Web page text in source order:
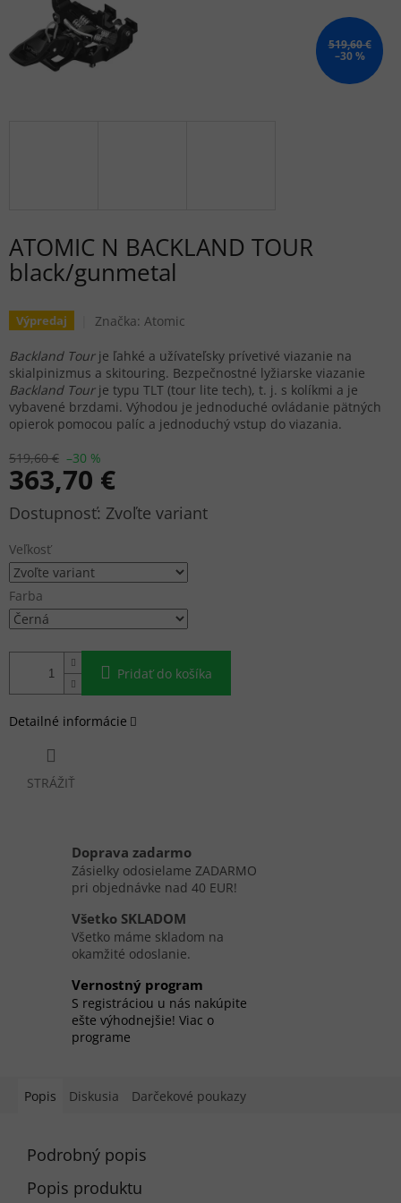
519,60 €
–30 %
ATOMIC N BACKLAND TOUR
black/gunmetal
Výpredaj Značka: Atomic
519,60 € –30 %
363,70 €
Jednotková
Zvoľte variant
Veľkosť
Farba
Pridať do košíka
Backland Tourje ľahké a užívateľsky prívetivé viazanie na
skialpinizmus a skitouring. Bezpečnostné lyžiarske viazanie
Backland Tourje typu TLT (tour lite tech), t. j. s kolíkmi a je
vybavené brzdami. Výhodou je jednoduché ovládanie pätných
opierok pomocou palíc a jednoduchý vstup do viazania.
Detailné informácie
STRÁŽIŤ
Doprava zadarmo
Zásielky odosielame ZADARMO
pri objednávke nad 40 EUR!
Všetko SKLADOM
Všetko máme skladom na
okamžité odoslanie.
Vernostný program
S registráciou u nás nakúpite
ešte výhodnejšie! Viac o
programe
Popis Diskusia Darčekové poukazy
Podrobný popis
Popis produktu